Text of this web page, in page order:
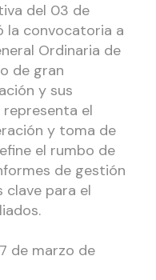
del 03 de
la convocatoria a
Ordinaria de
de gran
y sus
representa el
y toma de
el rumbo de
de gestión
para el
de marzo de